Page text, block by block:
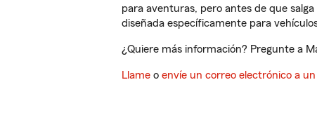
para aventuras, pero antes de que
diseñada específicamente para
¿Quiere más información? Pregunte a
Llame o envíe un correo electrónico a